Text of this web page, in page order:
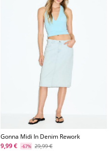
Gonna Midi In Denim Rework
9,99 €
-67% 29,99 €